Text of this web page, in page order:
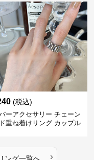
(税込)
ーアクセサリー チェーン
重ね着けリング カップル
›